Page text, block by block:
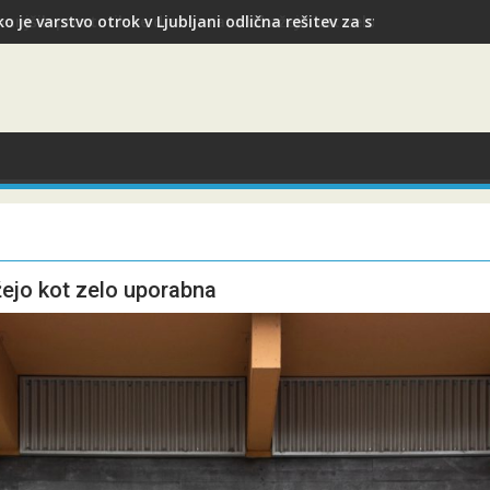
je varstvo otrok v Ljubljani odlična rešitev za starše med
kot zelo uporabna